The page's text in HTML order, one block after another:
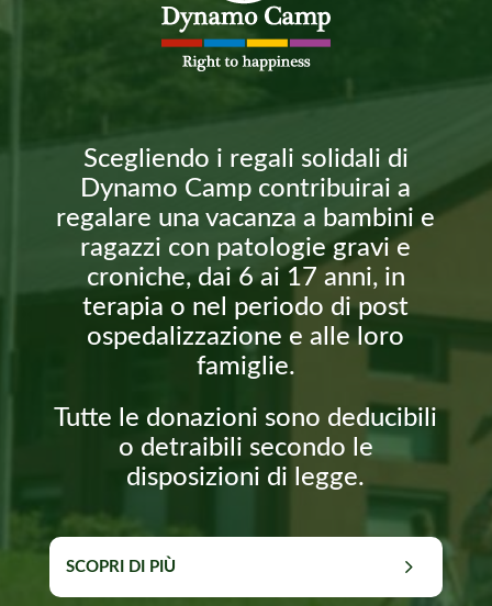
Scegliendo i regali solidali di
Dynamo Camp contribuirai a
regalare una vacanza a bambini e
ragazzi con patologie gravi e
croniche, dai 6 ai 17 anni, in
terapia o nel periodo di post
ospedalizzazione e alle loro
famiglie.
Tutte le donazioni sono deducibili
o detraibili secondo le
disposizioni di legge.
SCOPRI DI PIÙ